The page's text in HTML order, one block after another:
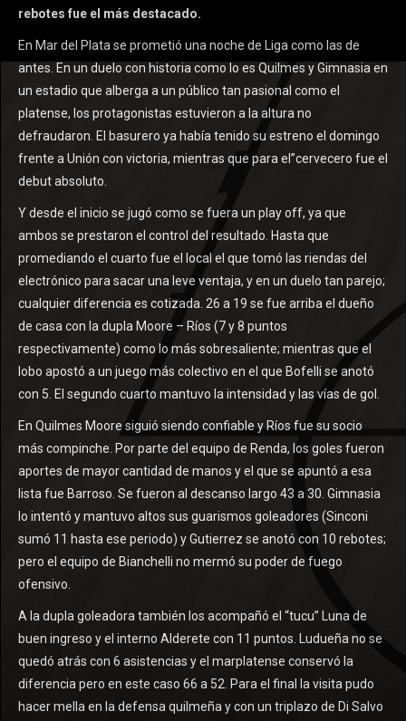
rebotes fue el más destacado.
En Mar del Plata se prometió una noche de Liga como las de
antes. En un duelo con historia como lo es Quilmes y Gimnasia en
un estadio que alberga a un público tan pasional como el
platense, los protagonistas estuvieron a la altura no
defraudaron. El basurero ya había tenido su estreno el domingo
frente a Unión con victoria, mientras que para el”cervecero fue el
debut absoluto.
Y desde el inicio se jugó como se fuera un play off, ya que
ambos se prestaron el control del resultado. Hasta que
promediando el cuarto fue el local el que tomó las riendas del
electrónico para sacar una leve ventaja, y en un duelo tan parejo;
cualquier diferencia es cotizada. 26 a 19 se fue arriba el dueño
de casa con la dupla Moore – Ríos (7 y 8 puntos
respectivamente) como lo más sobresaliente; mientras que el
lobo apostó a un juego más colectivo en el que Bofelli se anotó
con 5. El segundo cuarto mantuvo la intensidad y las vías de gol.
En Quilmes Moore siguió siendo confiable y Ríos fue su socio
más compinche. Por parte del equipo de Renda, los goles fueron
aportes de mayor cantidad de manos y el que se apuntó a esa
lista fue Barroso. Se fueron al descanso largo 43 a 30. Gimnasia
lo intentó y mantuvo altos sus guarismos goleadores (Sinconi
sumó 11 hasta ese periodo) y Gutierrez se anotó con 10 rebotes;
pero el equipo de Bianchelli no mermó su poder de fuego
ofensivo.
A la dupla goleadora también los acompañó el “tucu” Luna de
buen ingreso y el interno Alderete con 11 puntos. Ludueña no se
quedó atrás con 6 asistencias y el marplatense conservó la
diferencia pero en este caso 66 a 52. Para el final la visita pudo
hacer mella en la defensa quilmeña y con un triplazo de Di Salvo